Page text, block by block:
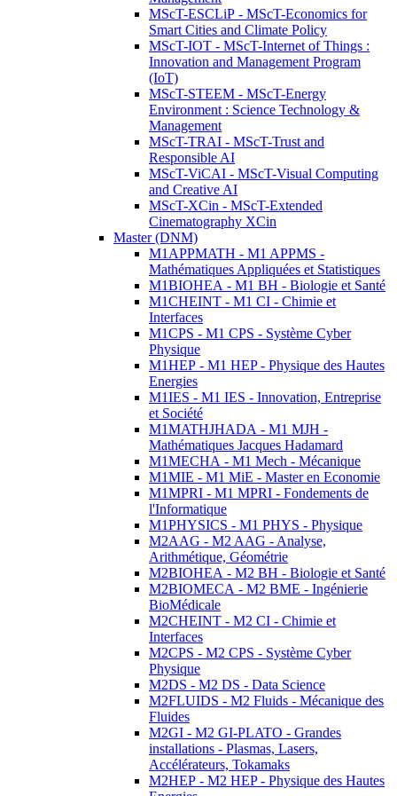
MScT-ESCLiP - MScT-Economics for
Smart Cities and Climate Policy
MScT-IOT - MScT-Internet of Things :
Innovation and Management Program
(IoT)
MScT-STEEM - MScT-Energy
Environment : Science Technology &
Management
MScT-TRAI - MScT-Trust and
Responsible AI
MScT-ViCAI - MScT-Visual Computing
and Creative AI
MScT-XCin - MScT-Extended
Cinematography XCin
Master (DNM)
M1APPMATH - M1 APPMS -
Mathématiques Appliquées et Statistiques
M1BIOHEA - M1 BH - Biologie et Santé
M1CHEINT - M1 CI - Chimie et
Interfaces
M1CPS - M1 CPS - Système Cyber
Physique
M1HEP - M1 HEP - Physique des Hautes
Energies
M1IES - M1 IES - Innovation, Entreprise
et Société
M1MATHJHADA - M1 MJH -
Mathématiques Jacques Hadamard
M1MECHA - M1 Mech - Mécanique
M1MIE - M1 MiE - Master en Economie
M1MPRI - M1 MPRI - Fondements de
l'Informatique
M1PHYSICS - M1 PHYS - Physique
M2AAG - M2 AAG - Analyse,
Arithmétique, Géométrie
M2BIOHEA - M2 BH - Biologie et Santé
M2BIOMECA - M2 BME - Ingénierie
BioMédicale
M2CHEINT - M2 CI - Chimie et
Interfaces
M2CPS - M2 CPS - Système Cyber
Physique
M2DS - M2 DS - Data Science
M2FLUIDS - M2 Fluids - Mécanique des
Fluides
M2GI - M2 GI-PLATO - Grandes
installations - Plasmas, Lasers,
Accélérateurs, Tokamaks
M2HEP - M2 HEP - Physique des Hautes